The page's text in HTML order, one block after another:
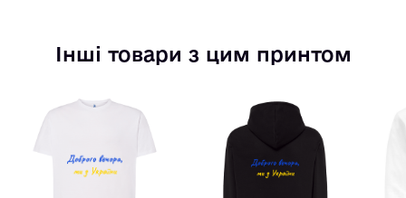
Інші товари з цим принтом